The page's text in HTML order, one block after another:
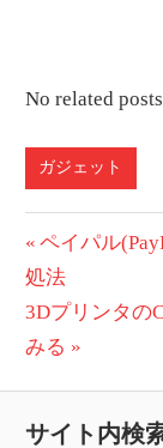
No related
ガジェット
投
稿
ナ
ビ
ゲ
前
の
投
稿:
ペイパル
処法
次
の
3Dプリンタの
みる
サイト内検